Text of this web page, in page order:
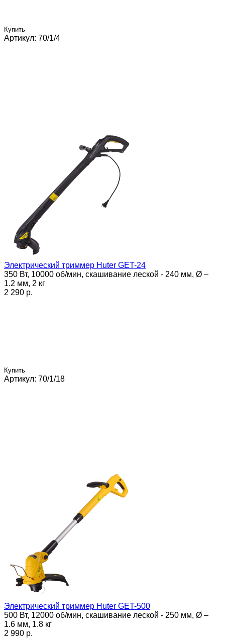
Купить
Артикул: 70/1/4
Электрический триммер Huter GET-24
350 Вт, 10000 об/мин, скашивание леской - 240 мм, Ø –
1.2 мм, 2 кг
2 290 p.
Купить
Артикул: 70/1/18
Электрический триммер Huter GET-500
500 Вт, 12000 об/мин, скашивание леской - 250 мм, Ø –
1.6 мм, 1.8 кг
2 990 p.